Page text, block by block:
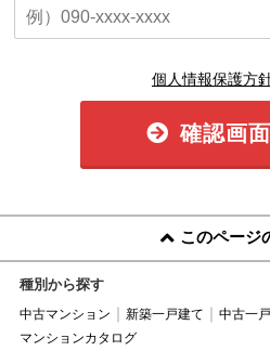
個人情報保護方
確認画
このページ
種別から探す
中古マンション 新築一戸建て 中古一
マンションカタログ